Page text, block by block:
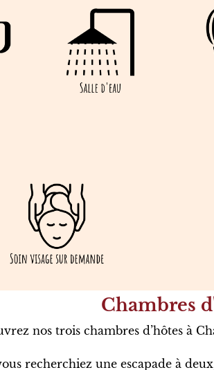
Chambres
nos trois chambres d’hôtes à
recherchiez une escapade à